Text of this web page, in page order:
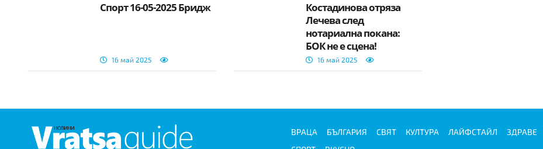
Спорт 16-05-2025 Бридж
16 май 2025
Костадинова отряза
Лечева след
нотариална покана:
БОК не е сцена!
Правото не се предава
в папка
16 май 2025
ВРАЦА БЪЛГАРИЯ СВЯТ КУЛТУРА ЛАЙФСТАЙЛ ЗДРАВЕ